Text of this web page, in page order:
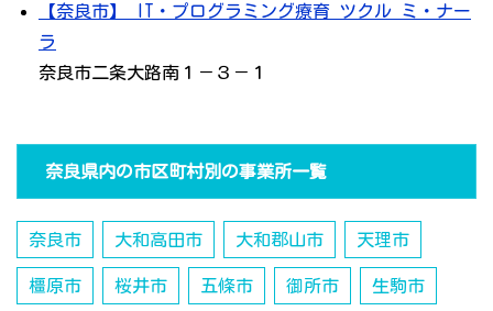
【奈良市】 IT・プログラミング療育 ツクル ミ・ナー
ラ
奈良市二条大路南１－３－１
奈良県内の市区町村別の事業所一覧
奈良市 大和高田市 大和郡山市 天理市
橿原市 桜井市 五條市 御所市 生駒市